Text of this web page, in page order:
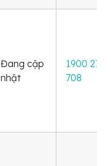
Đang cập
nhật
1900 272
708